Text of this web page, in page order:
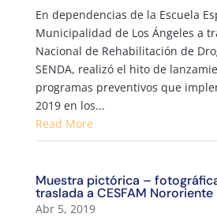
En dependencias de la Escuela
Municipalidad de Los Ángeles a
Nacional de Rehabilitación de
SENDA, realizó el hito de
programas preventivos que
2019 en los...
Read More
Muestra pictórica –
traslada a CESFAM Nororiente
Abr 5, 2019